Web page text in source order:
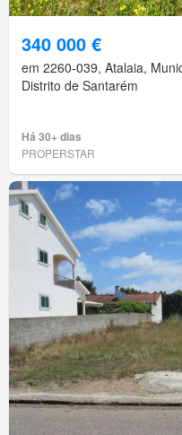
340 000 €
em 2260-039, Atalaia,
Distrito de Santarém
Há 30+ dias
PROPERSTAR